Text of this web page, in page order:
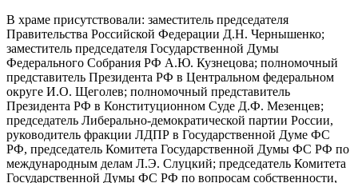
В храме присутствовали: заместитель председателя
Правительства Российской Федерации Д.Н. Чернышенко;
заместитель председателя Государственной Думы
Федерального Собрания РФ А.Ю. Кузнецова; полномочный
представитель Президента РФ в Центральном федеральном
округе И.О. Щеголев; полномочный представитель
Президента РФ в Конституционном Суде Д.Ф. Мезенцев;
председатель Либерально-демократической партии России,
руководитель фракции ЛДПР в Государственной Думе ФС
РФ, председатель Комитета Государственной Думы ФС РФ по
международным делам Л.Э. Слуцкий; председатель Комитета
Государственной Думы ФС РФ по вопросам собственности,